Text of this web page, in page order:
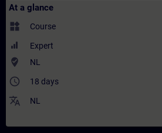
At a glance
widgets Course
Expert
where_to_vote NL
access_time 18 days
translate NL